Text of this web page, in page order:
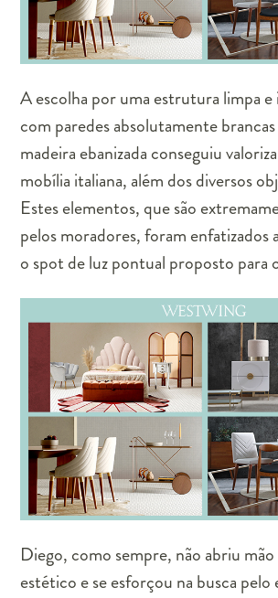
A escolha por uma estrutura limpa
com paredes absolutamente
madeira ebanizada conseguiu
mobília italiana, além dos diversos
Estes elementos, que são
pelos moradores, foram enfatizados
o spot de luz pontual proposto para
Diego, como sempre, não abriu
estético e se esforçou na busca